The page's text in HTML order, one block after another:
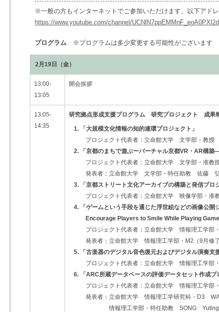
※一般の方もインターネットでご参加いただけます。以下アド
https://www.youtube.com/channel/
プログラム ※プログラムは多少変更する可能性がございます
2月19日（金）
13:00-
13:05
開会挨拶
13:05-
14:35
研究拠点形成支援プログラム 研究プロジェクト 成
1. 「大規模文化情報の知的連環プロジェクト」
プロジェクト代表者：立命館大学 文学部・教
2. 「京都のまちで遊ぶーバーチャル京都VR・AR構築
プロジェクト代表者：立命館大学 文学部・准
発表者：立命館大学 文学部・特任助教 佐藤
3. 「京都ストリート文化アーカイブの構築と発信プロ
プロジェクト代表者：立命館大学 映像学部・
4. 「ゲームという手段を通じた浮世絵などの画像公開
Encourage Players to Smile While Playing
プロジェクト代表者：立命館大学 情報理工学部
発表者：立命館大学 情報理工学部・M2（9月
5. 「古楽器のデジタル音色復元およびデジタル演奏支
プロジェクト代表者：立命館大学 情報理工学
6. 「ARC所蔵データベースの評価データセット作成プ
プロジェクト代表者：立命館大学 情報理工学
発表者：立命館大学 情報理工学研究科・D3
情報理工学部・特任助教 SONG Yuting